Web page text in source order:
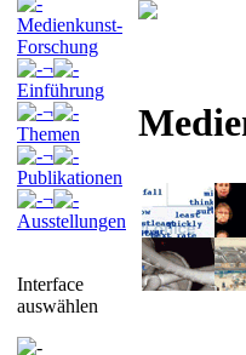
Medienkunst-
Forschung
¬
Einführung
¬
Themen
¬
Publikationen
¬
Ausstellungen
Interface
auswählen